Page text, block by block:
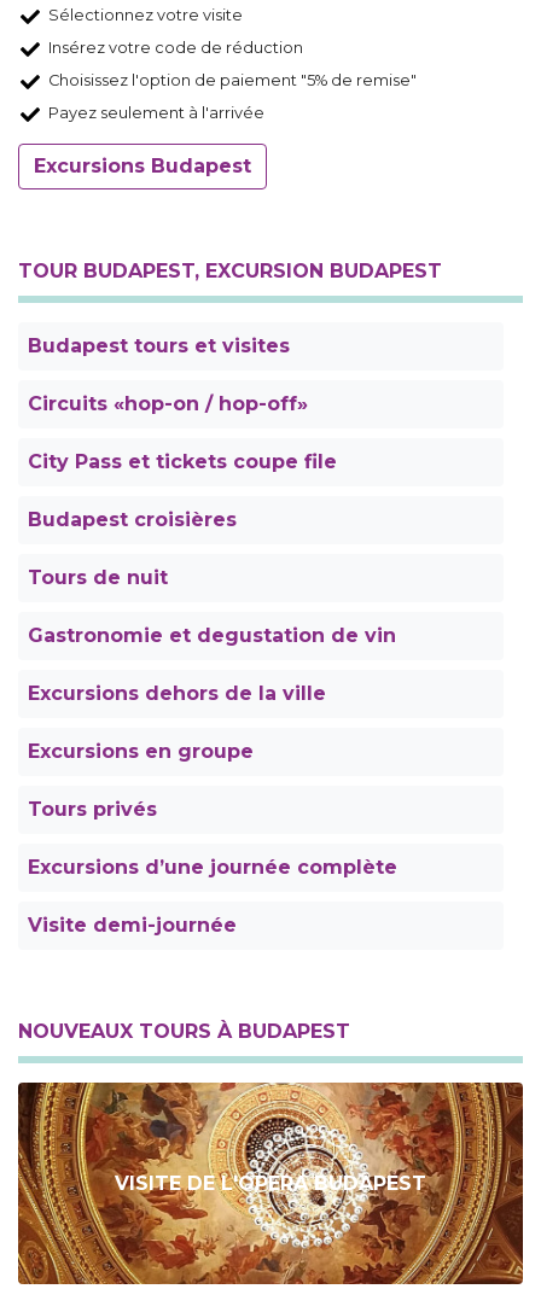
Sélectionnez votre visite
Insérez votre code de réduction
Choisissez l'option de paiement "5% de remise"
Payez seulement à l'arrivée
Excursions Budapest
TOUR BUDAPEST, EXCURSION BUDAPEST
Budapest tours et visites
Circuits «hop-on / hop-off»
City Pass et tickets coupe file
Budapest croisières
Tours de nuit
Gastronomie et degustation de vin
Excursions dehors de la ville
Excursions en groupe
Tours privés
Excursions d’une journée complète
Visite demi-journée
NOUVEAUX TOURS À BUDAPEST
VISITE DE L'OPERA BUDAPEST